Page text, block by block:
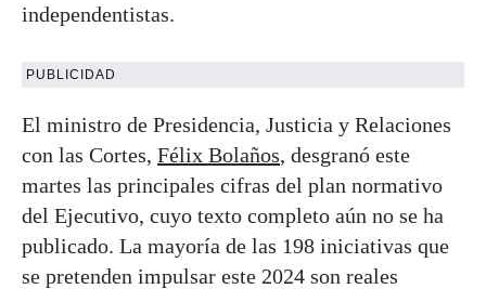
independentistas.
PUBLICIDAD
El ministro de Presidencia, Justicia y Relaciones
con las Cortes, Félix Bolaños, desgranó este
martes las principales cifras del plan normativo
del Ejecutivo, cuyo texto completo aún no se ha
publicado. La mayoría de las 198 iniciativas que
se pretenden impulsar este 2024 son reales